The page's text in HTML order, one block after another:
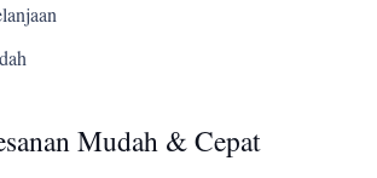
Mudah & Cepat